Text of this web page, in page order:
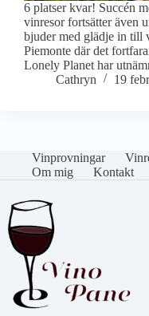
6 platser kvar! Succén
vinresor fortsätter även
bjuder med glädje in till
Piemonte där det
Lonely Planet har
Cathryn
19
Vinprovningar
Om mig
Kontakt